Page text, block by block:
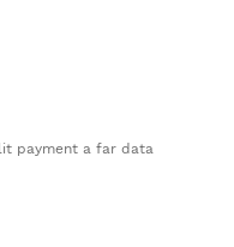
payment a far data